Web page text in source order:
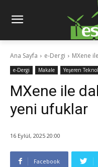
Ana Sayfa e-Dergi MXene
e-Dergi Makale Yeşeren
MXene ile
yeni ufuklar
16 Eylül, 2025 20:00
Facebook